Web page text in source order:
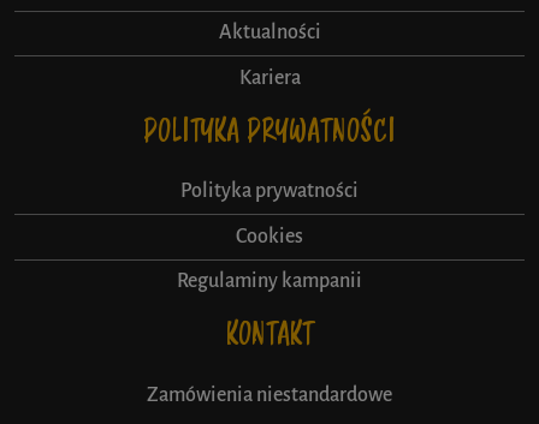
Aktualności
Kariera
POLITYKA PRYWATNOŚCI
Polityka prywatności
Cookies
Regulaminy kampanii
KONTAKT
Zamówienia niestandardowe